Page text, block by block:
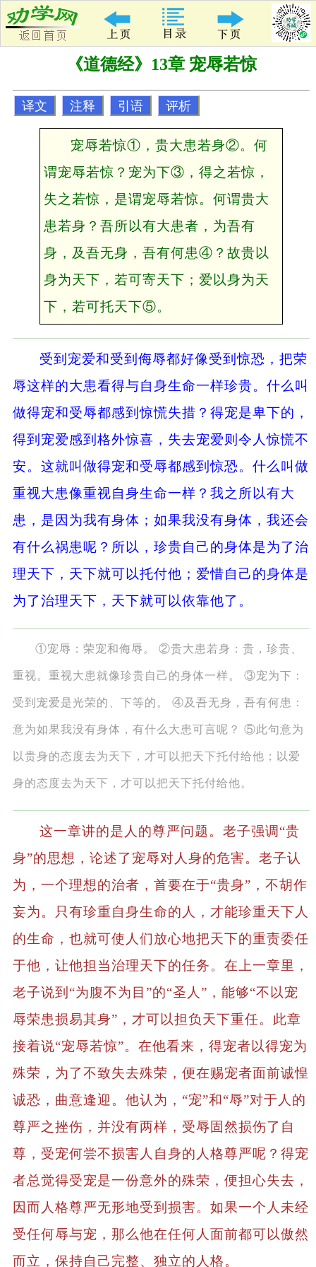
《道德经》13章 宠辱若惊
译文 注释 引语 评析
宠辱若惊①，贵大患若身②。何
谓宠辱若惊？宠为下③，得之若惊，
失之若惊，是谓宠辱若惊。何谓贵大
患若身？吾所以有大患者，为吾有
身，及吾无身，吾有何患④？故贵以
身为天下，若可寄天下；爱以身为天
下，若可托天下⑤。
受到宠爱和受到侮辱都好像受到惊恐，把荣
辱这样的大患看得与自身生命一样珍贵。什么叫
做得宠和受辱都感到惊慌失措？得宠是卑下的，
得到宠爱感到格外惊喜，失去宠爱则令人惊慌不
安。这就叫做得宠和受辱都感到惊恐。什么叫做
重视大患像重视自身生命一样？我之所以有大
患，是因为我有身体；如果我没有身体，我还会
有什么祸患呢？所以，珍贵自己的身体是为了治
理天下，天下就可以托付他；爱惜自己的身体是
为了治理天下，天下就可以依靠他了。
①宠辱：荣宠和侮辱。 ②贵大患若身：贵，珍贵、
重视。重视大患就像珍贵自己的身体一样。 ③宠为下：
受到宠爱是光荣的、下等的。 ④及吾无身，吾有何患：
意为如果我没有身体，有什么大患可言呢？ ⑤此句意为
以贵身的态度去为天下，才可以把天下托付给他；以爱
身的态度去为天下，才可以把天下托付给他。
这一章讲的是人的尊严问题。老子强调“贵
身”的思想，论述了宠辱对人身的危害。老子认
为，一个理想的治者，首要在于“贵身”，不胡作
妄为。只有珍重自身生命的人，才能珍重天下人
的生命，也就可使人们放心地把天下的重责委任
于他，让他担当治理天下的任务。在上一章里，
老子说到“为腹不为目”的“圣人”，能够“不以宠
辱荣患损易其身”，才可以担负天下重任。此章
接着说“宠辱若惊”。在他看来，得宠者以得宠为
殊荣，为了不致失去殊荣，便在赐宠者面前诚惶
诚恐，曲意逢迎。他认为，“宠”和“辱”对于人的
尊严之挫伤，并没有两样，受辱固然损伤了自
尊，受宠何尝不损害人自身的人格尊严呢？得宠
者总觉得受宠是一份意外的殊荣，便担心失去，
因而人格尊严无形地受到损害。如果一个人未经
受任何辱与宠，那么他在任何人面前都可以傲然
而立，保持自己完整、独立的人格。